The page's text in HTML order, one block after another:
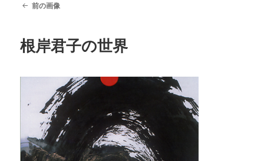
前の画像
根岸君子の世界